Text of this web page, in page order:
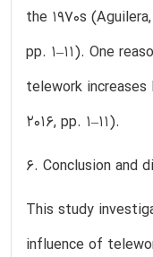
the 1970s
pp. 1–11). One
telework
2016, pp. 1–11).
6. Conclusion and
This study
influence of